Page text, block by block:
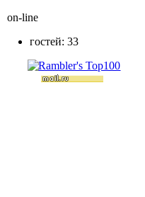
on-line
гостей: 33